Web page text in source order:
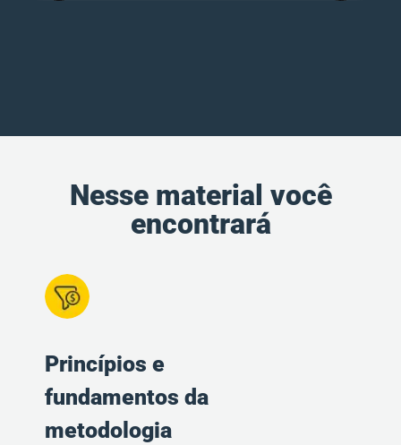
Nesse material você
encontrará
Princípios e
fundamentos da
metodologia